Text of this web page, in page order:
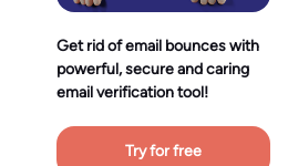
Get rid of email bounces with
powerful, secure and caring
email verification tool!
Try for free